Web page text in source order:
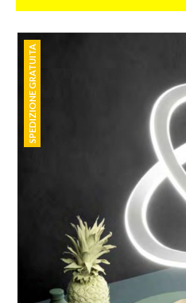
SPEDIZIONE GRATUITA
SPEDIZIONE GRATUITA